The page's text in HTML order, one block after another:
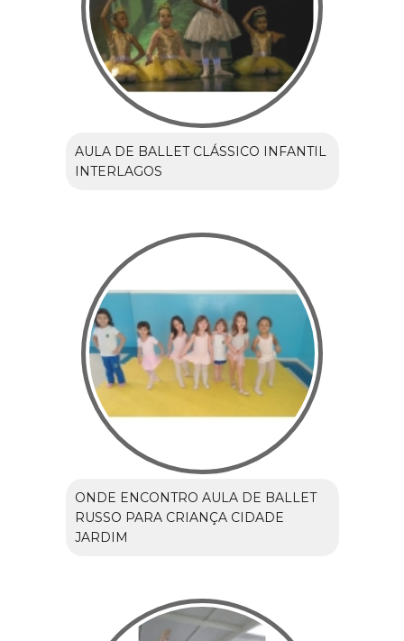
AULA DE BALLET CLÁSSICO INFANTIL
INTERLAGOS
ONDE ENCONTRO AULA DE BALLET
RUSSO PARA CRIANÇA CIDADE
JARDIM